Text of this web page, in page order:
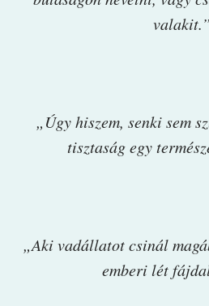
valakit.”
„Úgy hiszem, senki sem
tisztaság egy
„Aki vadállatot csinál
emberi lét